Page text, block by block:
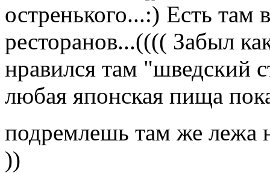
остренького...
Есть там
ресторанов...(((( Забыл
нравился там "шведский
любая японская пища
подремлешь там же лежа
))